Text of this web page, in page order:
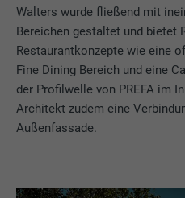
Walters wurde fließend mit
Bereichen gestaltet und bietet
Restaurantkonzepte wie eine
Fine Dining Bereich und eine
der Profilwelle von PREFA im
Architekt zudem eine
Außenfassade.